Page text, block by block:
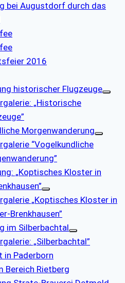
bei Augustdorf durch das
2016
historischer Flugzeuge
„Historische
Morgenwanderung
“Vogelkundliche
„Koptisches Kloster in
„Koptisches Kloster in
Brenkhausen”
im Silberbachtal
„Silberbachtal”
in Paderborn
Bereich Rietberg